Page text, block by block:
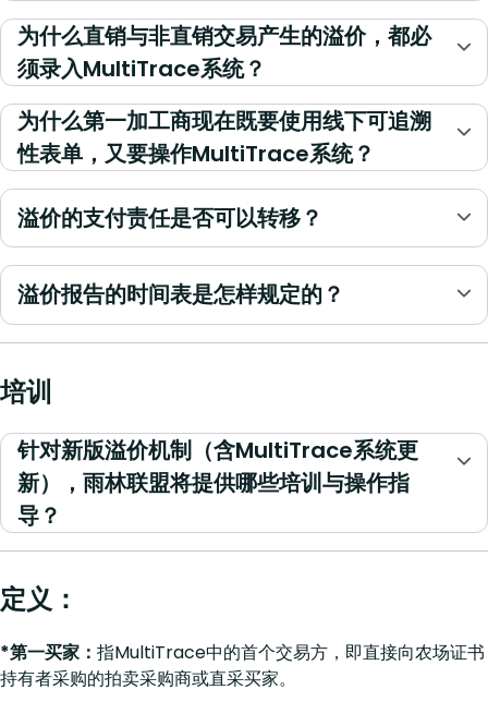
为什么直销与非直销交易产生的溢价，都必
须录入MultiTrace系统？
为什么第一加工商现在既要使用线下可追溯
性表单，又要操作MultiTrace系统？
溢价的支付责任是否可以转移？
溢价报告的时间表是怎样规定的？
培训
针对新版溢价机制（含MultiTrace系统更
新），雨林联盟将提供哪些培训与操作指
导？
定义：
*第一买家： 指MultiTrace中的首个交易方，即直接向农场证书
持有者采购的拍卖采购商或直采买家。